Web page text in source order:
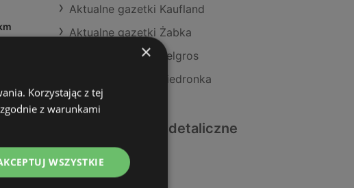
Aktualne gazetki Kaufland
Aktualne gazetki Żabka
Aktualne gazetki Selgros
Aktualne gazetki Biedronka
Podobne sklepy detaliczne
Oferty Kaufland
×
Korzystając z tej
z warunkami
WSZYSTKIE